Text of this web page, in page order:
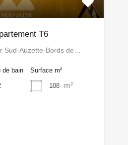
T6
Sud-Auzette-Bords de…
de bain Surface m²
108 m²